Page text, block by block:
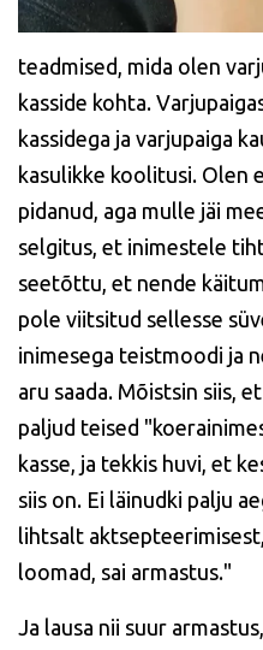
teadmised, mida olen
kasside kohta.
kassidega ja varjupaiga
kasulikke koolitusi. Olen
pidanud, aga mulle jäi
selgitus, et inimestele
seetõttu, et nende
pole viitsitud sellesse
inimesega teistmoodi ja
aru saada. Mõistsin siis,
paljud teised
kasse, ja tekkis huvi, et
siis on. Ei läinudki palju
lihtsalt
loomad, sai armastus."
Ja lausa nii suur